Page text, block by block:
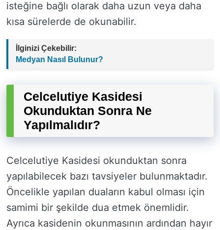
isteğine bağlı olarak daha uzun veya daha
kısa sürelerde de okunabilir.
İlginizi Çekebilir:
Medyan Nasıl Bulunur?
Celcelutiye Kasidesi
Okunduktan Sonra Ne
Yapılmalıdır?
Celcelutiye Kasidesi okunduktan sonra
yapılabilecek bazı tavsiyeler bulunmaktadır.
Öncelikle yapılan duaların kabul olması için
samimi bir şekilde dua etmek önemlidir.
Ayrıca kasidenin okunmasının ardından hayır